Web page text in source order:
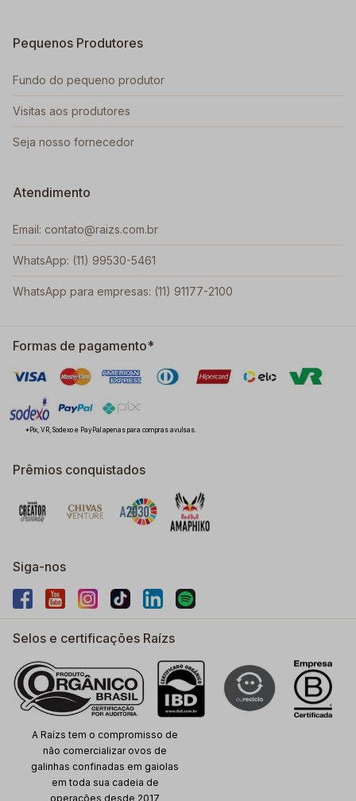
Pequenos Produtores
Fundo do pequeno produtor
Visitas aos produtores
Seja nosso fornecedor
Atendimento
Email: contato@raizs.com.br
WhatsApp: (11) 99530-5461
WhatsApp para empresas: (11) 91177-2100
Formas de pagamento*
*Pix, VR, Sodexo e PayPal apenas para compras avulsas.
Prêmios conquistados
Siga-nos
Selos e certificações Raízs
A Raízs tem o compromisso de
não comercializar ovos de
galinhas confinadas em gaiolas
em toda sua cadeia de
operações desde 2017